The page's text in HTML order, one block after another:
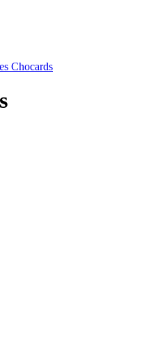
Chocards